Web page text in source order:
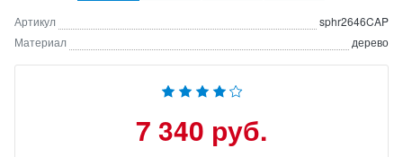
Артикул
sphr2646CAP
Материал
дерево
7 340 руб.